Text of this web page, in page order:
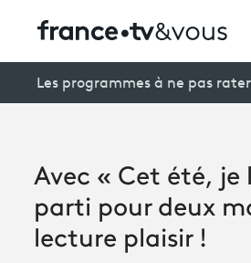
Creators
À la une
Les programmes à ne pas rater
Avec « Cet été, je
parti pour deux
lecture plaisir !